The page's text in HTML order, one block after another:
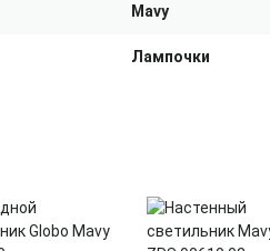
Mavy
Лампочки